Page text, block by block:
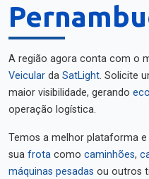
A região agora conta com o
Veicular da SatLight. Solicite
maior visibilidade, gerando
operação logística.
Temos a melhor plataforma
sua frota como caminhões,
máquinas pesadas ou outros